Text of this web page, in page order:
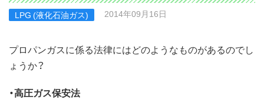
LPG (液化石油ガス) 2014年09月16日
プロパンガスに係る法律にはどのようなものがあるのでし
ょうか？
・高圧ガス保安法